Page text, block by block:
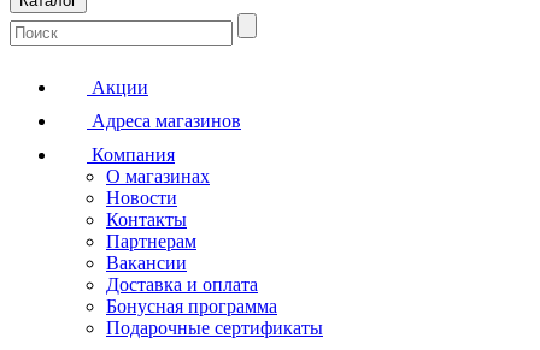
Акции
Адреса магазинов
Компания
О магазинах
Новости
Контакты
Партнерам
Вакансии
Доставка и оплата
Бонусная программа
Подарочные сертификаты